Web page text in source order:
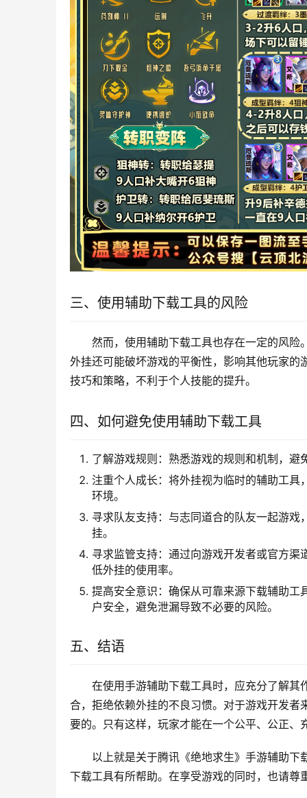
三、使用辅助下载工具的风险
然而，使用辅助下载工具也存在一定的风
外挂还可能破坏游戏的平衡性，影响其他玩家
技巧和策略，不利于个人技能的提升。
四、如何避免使用辅助下载工具
了解游戏规则：熟悉游戏的规则和机制，避
注重个人成长：将外挂视为临时的辅助工
环境。
寻求队友支持：与志同道合的队友一起游
挂。
寻求监管支持：通过向游戏开发者或官方
低外挂的使用率。
提高安全意识：确保从可靠来源下载辅助
户安全，避免泄漏导致不必要的风险。
五、结语
在使用手游辅助下载工具时，应充分了解
合，拒绝依赖外挂的不良习惯。对于游戏开发
要的。只有这样，玩家才能在一个公平、公正
以上就是关于腾讯《绝地求生》手游辅助
下载工具有所帮助。在享受游戏的同时，也请尊